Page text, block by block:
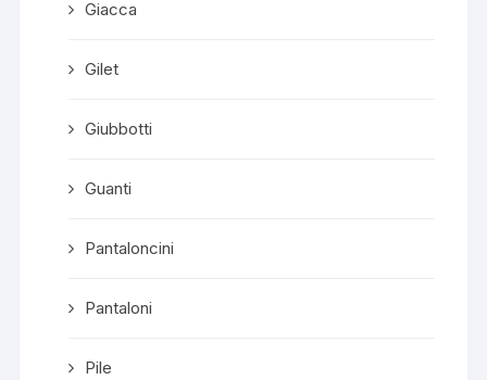
Giacca
Gilet
Giubbotti
Guanti
Pantaloncini
Pantaloni
Pile